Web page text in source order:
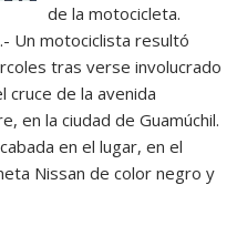
de la motocicleta.
Un motociclista resultó
tras verse involucrado
cruce de la avenida
en la ciudad de Guamúchil.
en el lugar, en el
Nissan de color negro y